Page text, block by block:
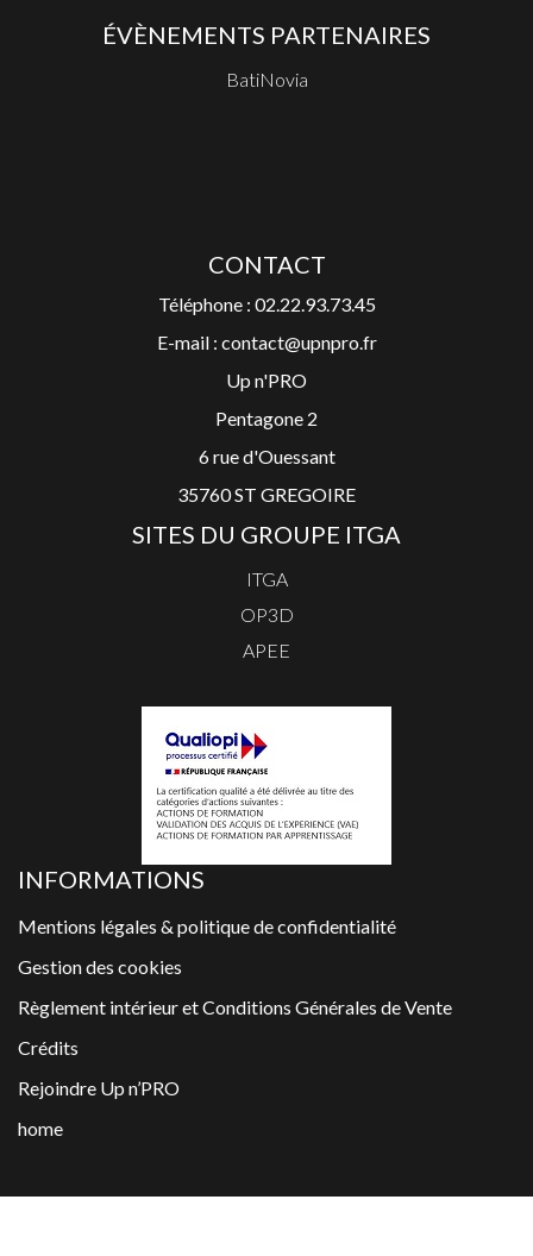
ÉVÈNEMENTS PARTENAIRES
BatiNovia
CONTACT
Téléphone : 02.22.93.73.45
E-mail : contact@upnpro.fr
Up n'PRO
Pentagone 2
6 rue d'Ouessant
35760 ST GREGOIRE
SITES DU GROUPE ITGA
ITGA
OP3D
APEE
INFORMATIONS
Mentions légales & politique de confidentialité
Gestion des cookies
Règlement intérieur et Conditions Générales de Vente
Crédits
Rejoindre Up n’PRO
home